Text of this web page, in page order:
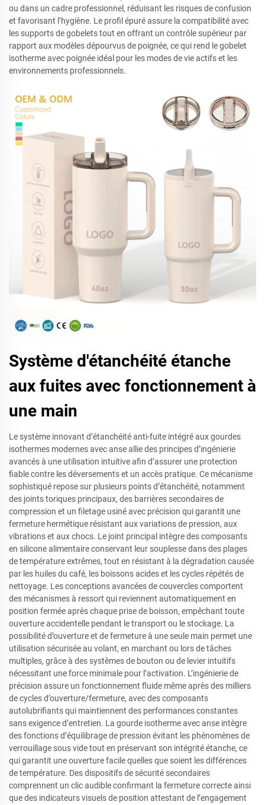
ou dans un cadre professionnel, réduisant les risques de confusion
et favorisant l’hygiène. Le profil épuré assure la compatibilité avec
les supports de gobelets tout en offrant un contrôle supérieur par
rapport aux modèles dépourvus de poignée, ce qui rend le gobelet
isotherme avec poignée idéal pour les modes de vie actifs et les
environnements professionnels.
Système d'étanchéité étanche
aux fuites avec fonctionnement à
une main
Le système innovant d’étanchéité anti-fuite intégré aux gourdes
isothermes modernes avec anse allie des principes d’ingénierie
avancés à une utilisation intuitive afin d’assurer une protection
fiable contre les déversements et un accès pratique. Ce mécanisme
sophistiqué repose sur plusieurs points d’étanchéité, notamment
des joints toriques principaux, des barrières secondaires de
compression et un filetage usiné avec précision qui garantit une
fermeture hermétique résistant aux variations de pression, aux
vibrations et aux chocs. Le joint principal intègre des composants
en silicone alimentaire conservant leur souplesse dans des plages
de température extrêmes, tout en résistant à la dégradation causée
par les huiles du café, les boissons acides et les cycles répétés de
nettoyage. Les conceptions avancées de couvercles comportent
des mécanismes à ressort qui reviennent automatiquement en
position fermée après chaque prise de boisson, empêchant toute
ouverture accidentelle pendant le transport ou le stockage. La
possibilité d’ouverture et de fermeture à une seule main permet une
utilisation sécurisée au volant, en marchant ou lors de tâches
multiples, grâce à des systèmes de bouton ou de levier intuitifs
nécessitant une force minimale pour l’activation. L’ingénierie de
précision assure un fonctionnement fluide même après des milliers
de cycles d’ouverture/fermeture, avec des composants
autolubrifiants qui maintiennent des performances constantes
sans exigence d’entretien. La gourde isotherme avec anse intègre
des fonctions d’équilibrage de pression évitant les phénomènes de
verrouillage sous vide tout en préservant son intégrité étanche, ce
qui garantit une ouverture facile quelles que soient les différences
de température. Des dispositifs de sécurité secondaires
comprennent un clic audible confirmant la fermeture correcte ainsi
que des indicateurs visuels de position attestant de l’engagement